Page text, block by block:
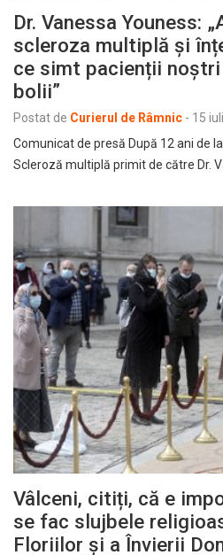
Dr. Vanessa Youness:
scleroza multiplă și
ce simt pacienții
bolii”
Postat de Curierul de Râmnic - 15
Comunicat de presă După 12 ani de
Scleroză multiplă primit de către Dr.
Vâlceni, citiți, că e
se fac slujbele
Floriilor și a Învierii